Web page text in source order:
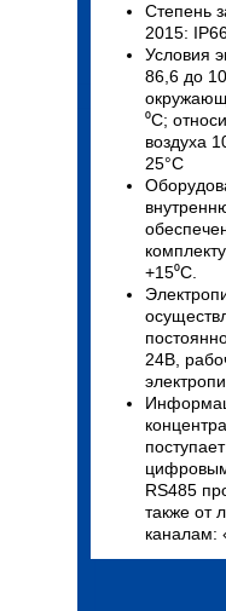
Степень
2015:
Условия
86,6 до
⁰С;
воздуха
25°С
+15⁰С.
24В,
RS485
также от
каналам: